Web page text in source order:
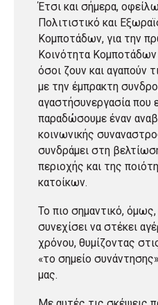
Έτσι και σήμερα,
Πολιτιστικό και
Κομποτάδων, για την
Κοινότητα Κομποτάδων
όσοι ζουν και αγαπούν
με την έμπρακτη
αγαστήσυνεργασία που
παραδώσουμε έναν
κοινωνικής
συνδράμει στη
περιοχής και της
κατοίκων.
Το πιο σημαντικό,
συνεχίσει να στέκει
χρόνου, θυμίζοντας
«το σημείο
μας.